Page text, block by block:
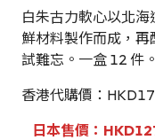
白朱古力軟心以北
鮮材料製作而成，
試難忘。一盒 12 件。
香港代購價：
日本售價：